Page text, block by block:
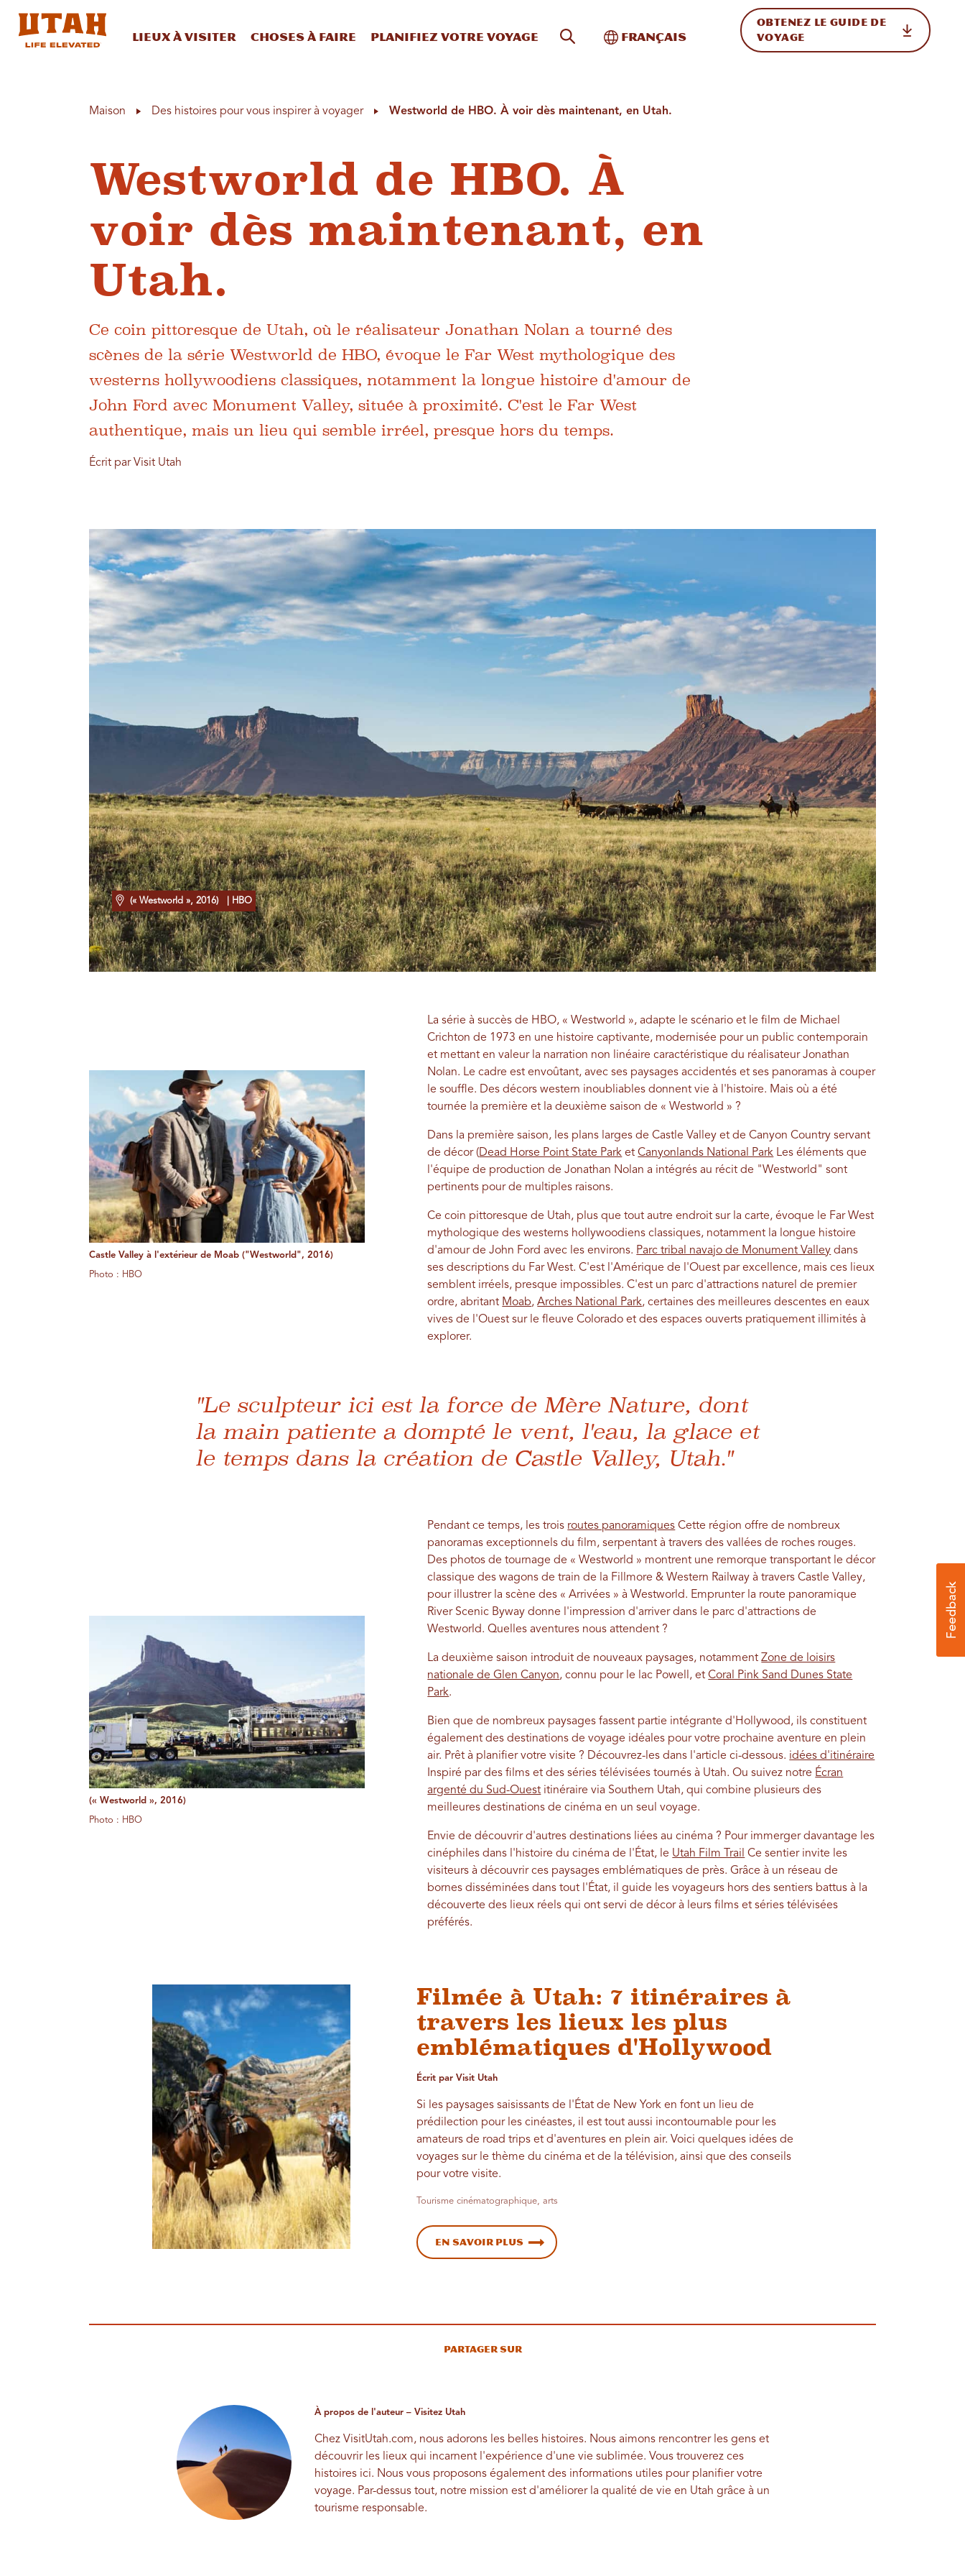
Lieux à visiter Choses à faire Planifiez votre voyage Recherche sur le site
Basculer vers l'international
Français
OBTENEZ LE GUIDE DE
VOYAGE
Maison Des histoires pour vous inspirer à voyager Westworld de HBO. À voir dès maintenant, en Utah.
Westworld de HBO. À
voir dès maintenant, en
Utah.
Ce coin pittoresque de Utah, où le réalisateur Jonathan Nolan a tourné des
scènes de la série Westworld de HBO, évoque le Far West mythologique des
westerns hollywoodiens classiques, notamment la longue histoire d'amour de
John Ford avec Monument Valley, située à proximité. C'est le Far West
authentique, mais un lieu qui semble irréel, presque hors du temps.
Écrit par Visit Utah
(« Westworld », 2016) | HBO
Castle Valley à l'extérieur de Moab ("Westworld", 2016)
Photo : HBO
La série à succès de HBO, « Westworld », adapte le scénario et le film de Michael
Crichton de 1973 en une histoire captivante, modernisée pour un public contemporain
et mettant en valeur la narration non linéaire caractéristique du réalisateur Jonathan
Nolan. Le cadre est envoûtant, avec ses paysages accidentés et ses panoramas à couper
le souffle. Des décors western inoubliables donnent vie à l'histoire. Mais où a été
tournée la première et la deuxième saison de « Westworld » ?
Dans la première saison, les plans larges de Castle Valley et de Canyon Country servant
de décor (Dead Horse Point State Park etCanyonlands National Park Les éléments que
l'équipe de production de Jonathan Nolan a intégrés au récit de "Westworld" sont
pertinents pour de multiples raisons.
Ce coin pittoresque de Utah, plus que tout autre endroit sur la carte, évoque le Far West
mythologique des westerns hollywoodiens classiques, notamment la longue histoire
d'amour de John Ford avec les environs. Parc tribal navajo de Monument Valley dans
ses descriptions du Far West. C'est l'Amérique de l'Ouest par excellence, mais ces lieux
semblent irréels, presque impossibles. C'est un parc d'attractions naturel de premier
ordre, abritant Moab,Arches National Park, certaines des meilleures descentes en eaux
vives de l'Ouest sur le fleuve Colorado et des espaces ouverts pratiquement illimités à
explorer.
"Le sculpteur ici est la force de Mère Nature, dont
la main patiente a dompté le vent, l'eau, la glace et
le temps dans la création de Castle Valley, Utah."
(« Westworld », 2016)
Photo : HBO
Pendant ce temps, les trois routes panoramiques Cette région offre de nombreux
panoramas exceptionnels du film, serpentant à travers des vallées de roches rouges.
Des photos de tournage de « Westworld » montrent une remorque transportant le décor
classique des wagons de train de la Fillmore & Western Railway à travers Castle Valley,
pour illustrer la scène des « Arrivées » à Westworld. Emprunter la route panoramique
River Scenic Byway donne l'impression d'arriver dans le parc d'attractions de
Westworld. Quelles aventures nous attendent ?
La deuxième saison introduit de nouveaux paysages, notammentZone de loisirs
nationale de Glen Canyon, connu pour le lac Powell, etCoral Pink Sand Dunes State
Park.
Bien que de nombreux paysages fassent partie intégrante d'Hollywood, ils constituent
également des destinations de voyage idéales pour votre prochaine aventure en plein
air. Prêt à planifier votre visite ? Découvrez-les dans l'article ci-dessous. idées d'itinéraire
Inspiré par des films et des séries télévisées tournés à Utah. Ou suivez notre Écran
argenté du Sud-Ouest itinéraire via Southern Utah, qui combine plusieurs des
meilleures destinations de cinéma en un seul voyage.
Envie de découvrir d'autres destinations liées au cinéma ? Pour immerger davantage les
cinéphiles dans l'histoire du cinéma de l'État, le Utah Film Trail Ce sentier invite les
visiteurs à découvrir ces paysages emblématiques de près. Grâce à un réseau de
bornes disséminées dans tout l'État, il guide les voyageurs hors des sentiers battus à la
découverte des lieux réels qui ont servi de décor à leurs films et séries télévisées
préférés.
Filmée à Utah: 7 itinéraires à
travers les lieux les plus
emblématiques d'Hollywood
Écrit par Visit Utah
Si les paysages saisissants de l'État de New York en font un lieu de
prédilection pour les cinéastes, il est tout aussi incontournable pour les
amateurs de road trips et d'aventures en plein air. Voici quelques idées de
voyages sur le thème du cinéma et de la télévision, ainsi que des conseils
pour votre visite.
Tourisme cinématographique, arts
En savoir plus
Partager sur
À propos de l'auteur – Visitez Utah
Chez VisitUtah.com, nous adorons les belles histoires. Nous aimons rencontrer les gens et
découvrir les lieux qui incarnent l'expérience d'une vie sublimée. Vous trouverez ces
histoires ici. Nous vous proposons également des informations utiles pour planifier votre
voyage. Par-dessus tout, notre mission est d'améliorer la qualité de vie en Utah grâce à un
tourisme responsable.